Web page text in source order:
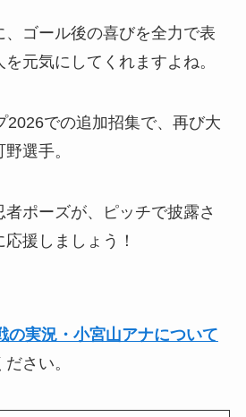
ゴール後の喜びを全力で表
元気にしてくれますよね。
2026での追加招集で、再び大
選手。
ポーズが、ピッチで披露さ
援しましょう！
の実況・小宮山アナについて
さい。